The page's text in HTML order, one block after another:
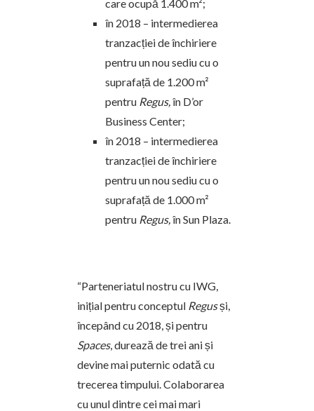
care ocupă 1.400 m²;
în 2018 – intermedierea
tranzacției de închiriere
pentru un nou sediu cu o
suprafață de 1.200 m²
pentru Regus,în D’or
Business Center;
în 2018 – intermedierea
tranzacției de închiriere
pentru un nou sediu cu o
suprafață de 1.000 m²
pentru Regus,în Sun Plaza.
“Parteneriatul nostru cu IWG,
inițial pentru conceptul Regusși,
începând cu 2018, și pentru
Spaces, durează de trei ani și
devine mai puternic odată cu
trecerea timpului. Colaborarea
cu unul dintre cei mai mari